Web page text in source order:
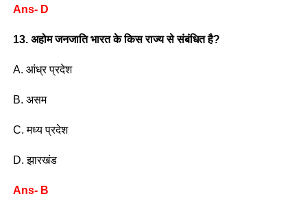
Ans- D
13. अहोम जनजाति भारत के किस राज्य से संबंधित है?
A. आंध्र प्रदेश
B. असम
C. मध्य प्रदेश
D. झारखंड
Ans- B